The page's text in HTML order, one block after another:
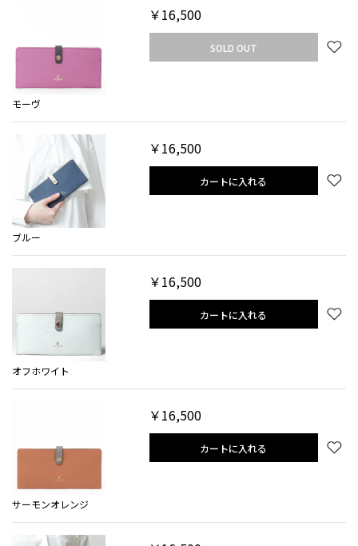
モーヴ
￥16,500
SOLD OUT
ブルー
￥16,500
カートに入れる
オフホワイト
￥16,500
カートに入れる
サーモンオレンジ
￥16,500
カートに入れる